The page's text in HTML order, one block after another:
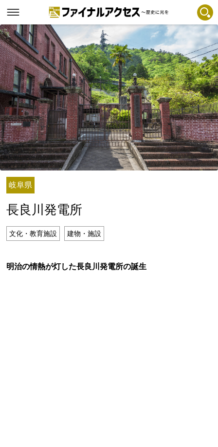
注目コンテンツ 一覧
ファイナルアクセスとは
メディアの編集方針とコンテンツポリシー
プライバシーポリシー
お問合せ
免責事項
不具合・報告事項
記事掲載基準
Special Thanks
フリーワードで探す
岐阜県
長良川発電所
文化・教育施設 建物・施設
明治の情熱が灯した長良川発電所の誕生